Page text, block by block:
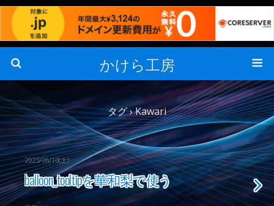
かけら工房
タグ › Kawari
2023/06/10(土)
balloon_tooltipを華和梨で使う